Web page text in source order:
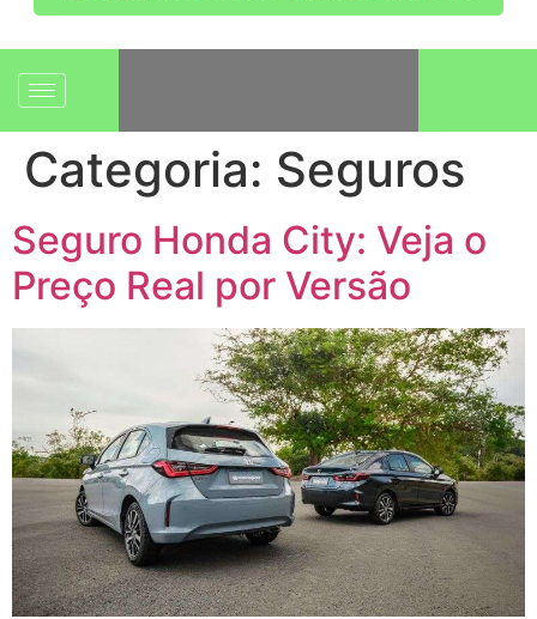
Categoria: Seguros
Seguro Honda City: Veja o
Preço Real por Versão